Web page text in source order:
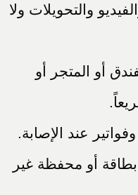
والتحويلات ولا
أو المتجر أو
عند الإصابة.
بطاقة أو محفظة غير